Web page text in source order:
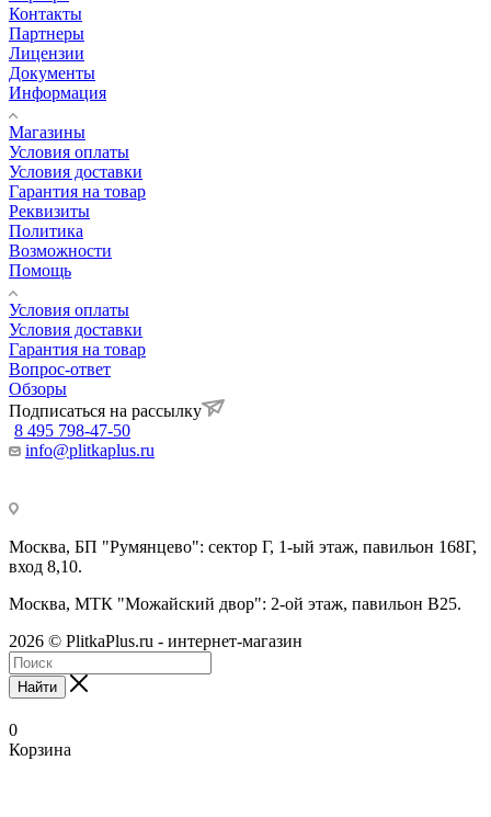
Контакты
Партнеры
Лицензии
Документы
Информация
Магазины
Условия оплаты
Условия доставки
Гарантия на товар
Реквизиты
Политика
Возможности
Помощь
Условия оплаты
Условия доставки
Гарантия на товар
Вопрос-ответ
Обзоры
Подписаться на рассылку
8 495 798-47-50
info@plitkaplus.ru
Москва, БП "Румянцево": сектор Г, 1-ый этаж, павильон 168Г,
вход 8,10.
Москва, МТК "Можайский двор": 2-ой этаж, павильон В25.
2026 © PlitkaPlus.ru - интернет-магазин
Найти
0
Корзина